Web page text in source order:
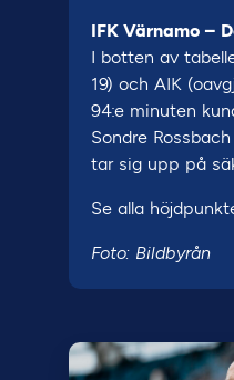
IFK Värnamo –
I botten av
19) och AIK
94:e minuten
Sondre
tar sig upp på
Se alla
Foto: Bildbyrån